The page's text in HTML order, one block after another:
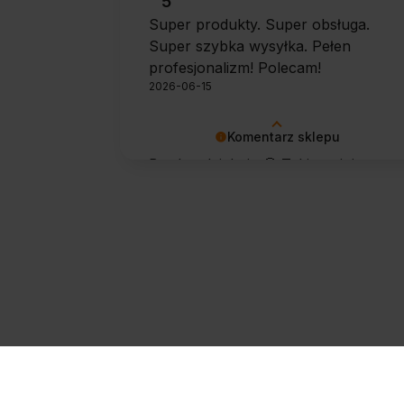
Komentarz sklepu
Bardzo dziękuję 🙂 Takie opinie
Super produkty. Super obsługa.
Super szybka wysyłka. Pełen
profesjonalizm! Polecam!
2026-06-15